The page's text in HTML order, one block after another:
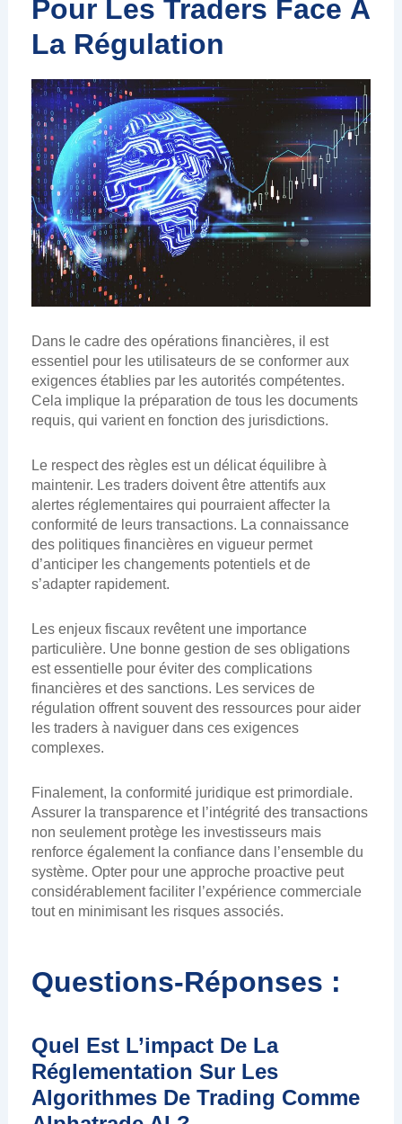
Pour Les Traders Face À
La Régulation
Dans le cadre des opérations financières, il est
essentiel pour les utilisateurs de se conformer aux
exigences établies par les autorités compétentes.
Cela implique la préparation de tous les documents
requis, qui varient en fonction des jurisdictions.
Le respect des règles est un délicat équilibre à
maintenir. Les traders doivent être attentifs aux
alertes réglementaires qui pourraient affecter la
conformité de leurs transactions. La connaissance
des politiques financières en vigueur permet
d’anticiper les changements potentiels et de
s’adapter rapidement.
Les enjeux fiscaux revêtent une importance
particulière. Une bonne gestion de ses obligations
est essentielle pour éviter des complications
financières et des sanctions. Les services de
régulation offrent souvent des ressources pour aider
les traders à naviguer dans ces exigences
complexes.
Finalement, la conformité juridique est primordiale.
Assurer la transparence et l’intégrité des transactions
non seulement protège les investisseurs mais
renforce également la confiance dans l’ensemble du
système. Opter pour une approche proactive peut
considérablement faciliter l’expérience commerciale
tout en minimisant les risques associés.
Questions-Réponses :
Quel Est L’impact De La
Réglementation Sur Les
Algorithmes De Trading Comme